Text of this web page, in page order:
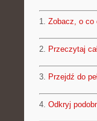
1. Zobacz, o co
2. Przeczytaj
3. Przejdź do
4. Odkryj